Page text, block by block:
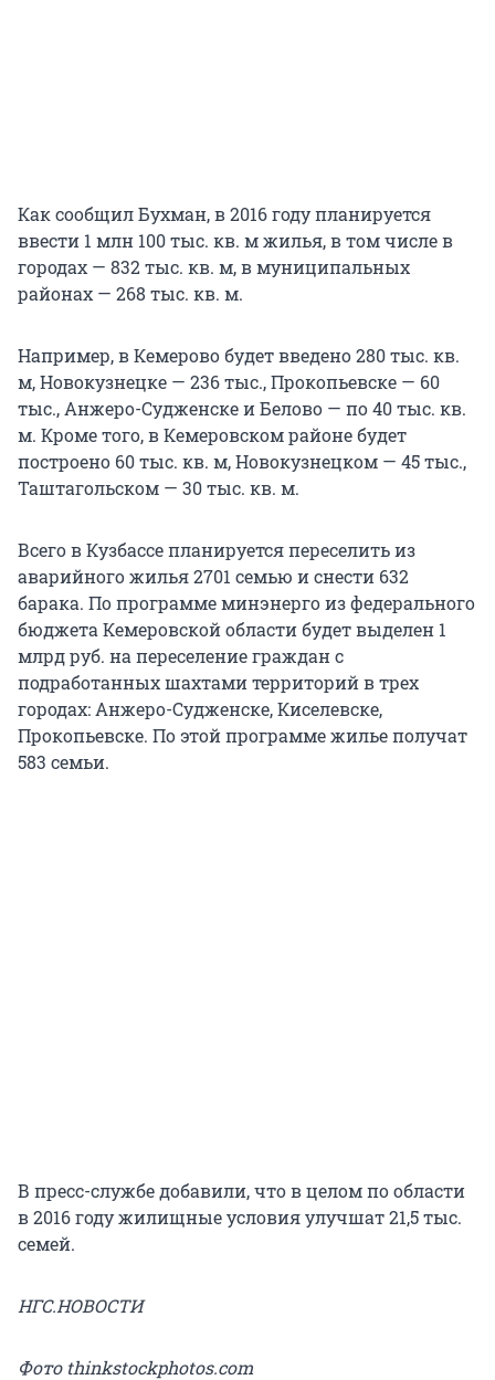
Как сообщил Бухман, в 2016 году планируется
ввести 1 млн 100 тыс. кв. м жилья, в том числе в
городах — 832 тыс. кв. м, в муниципальных
районах — 268 тыс. кв. м.
Например, в Кемерово будет введено 280 тыс. кв.
м, Новокузнецке — 236 тыс., Прокопьевске — 60
тыс., Анжеро-Судженске и Белово — по 40 тыс. кв.
м. Кроме того, в Кемеровском районе будет
построено 60 тыс. кв. м, Новокузнецком — 45 тыс.,
Таштагольском — 30 тыс. кв. м.
Всего в Кузбассе планируется переселить из
аварийного жилья 2701 семью и снести 632
барака. По программе минэнерго из федерального
бюджета Кемеровской области будет выделен 1
млрд руб. на переселение граждан с
подработанных шахтами территорий в трех
городах: Анжеро-Судженске, Киселевске,
Прокопьевске. По этой программе жилье получат
583 семьи.
В пресс-службе добавили, что в целом по области
в 2016 году жилищные условия улучшат 21,5 тыс.
семей.
НГС.НОВОСТИ
Фото thinkstockphotos.com